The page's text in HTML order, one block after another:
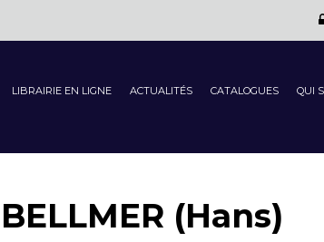
LIBRAIRIE EN LIGNE ACTUALITÉS CATALOGUES QUI
BELLMER (Hans)